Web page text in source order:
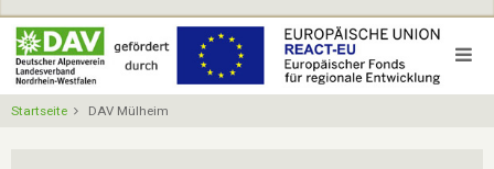
Direkt
zum
Inhalt
Startseite DAV Mülheim